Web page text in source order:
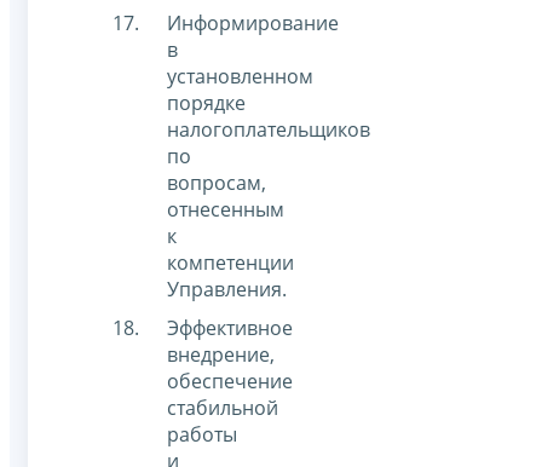
Информирование
в
установленном
порядке
налогоплательщиков
по
вопросам,
отнесенным
к
компетенции
Управления.
Эффективное
внедрение,
обеспечение
стабильной
работы
и